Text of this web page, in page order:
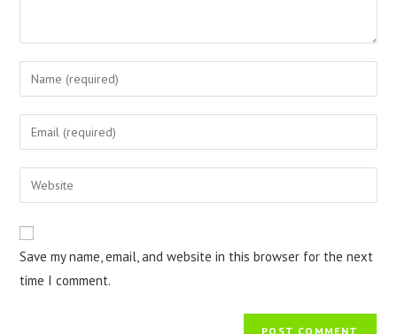
Save my name, email, and website in this browser for the next
time I comment.